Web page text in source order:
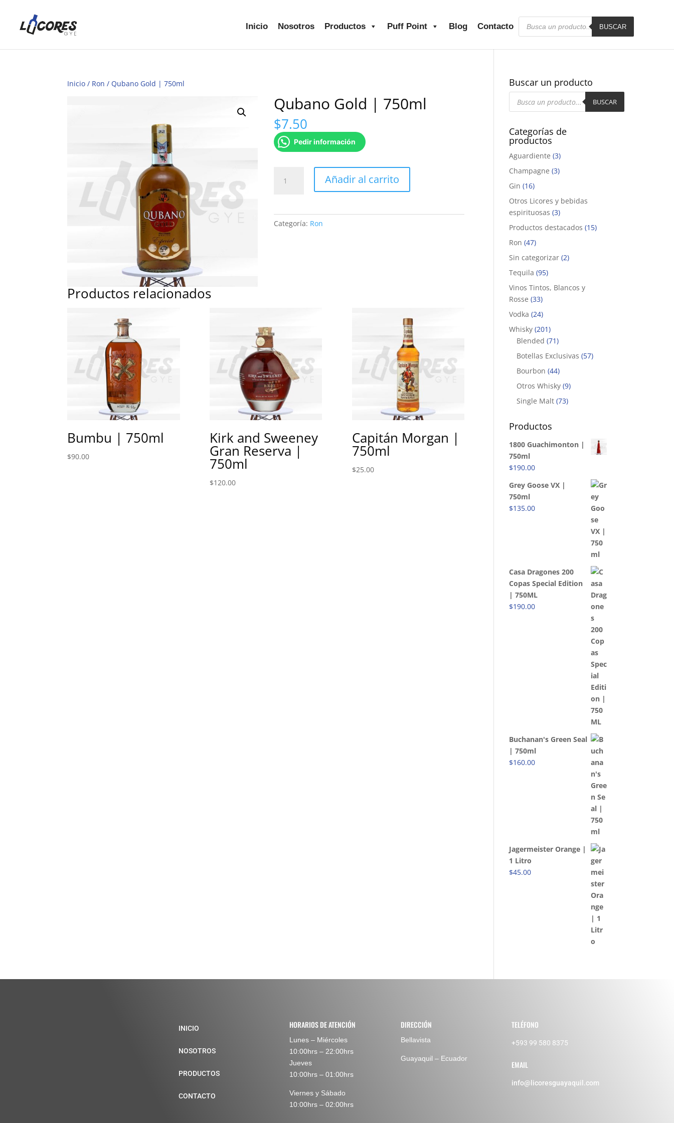
Inicio Nosotros Productos Puff Point Blog Contacto
Búsqueda
BUSCAR
Inicio / Ron / Qubano Gold | 750ml
Qubano Gold | 750ml
$7.50
Pedir información
Gold
cantidad
Añadir al carrito
Categoría: Ron
Productos relacionados
Bumbu | 750ml
$90.00
Kirk and Sweeney
Gran Reserva |
750ml
$120.00
Capitán Morgan |
750ml
$25.00
Buscar un producto
Búsqueda
productos
BUSCAR
Categorías de
productos
Aguardiente (3)
Champagne (3)
Gin (16)
Otros Licores y bebidas
espirituosas (3)
Productos destacados (15)
Ron (47)
Sin categorizar (2)
Tequila (95)
Vinos Tintos, Blancos y
Rosse (33)
Vodka (24)
Whisky (201)
Blended (71)
Botellas Exclusivas (57)
Bourbon (44)
Otros Whisky (9)
Single Malt (73)
Productos
1800 Guachimonton |
750ml
$190.00
Grey Goose VX |
750ml
$135.00
Casa Dragones 200
Copas Special Edition
| 750ML
$190.00
Buchanan's Green Seal
| 750ml
$160.00
Jagermeister Orange |
1 Litro
$45.00
INICIO
NOSOTROS
PRODUCTOS
CONTACTO
HORARIOS DE ATENCIÓN
Lunes – Miércoles
10:00hrs – 22:00hrs
Jueves
10:00hrs – 01:00hrs
Viernes y Sábado
10:00hrs – 02:00hrs
DIRECCIÓN
Bellavista
Guayaquil – Ecuador
TELÉFONO
+593 99 580 8375
EMAIL
info@licoresguayaquil.com